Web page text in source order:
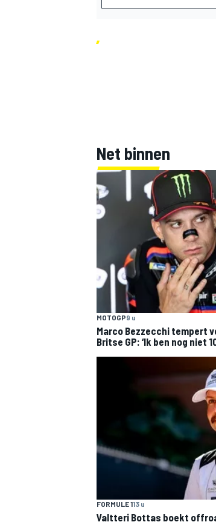
Net binnen
MOTOGP9 u
Marco Bezzecchi tempert
Britse GP: ‘Ik ben nog niet
FORMULE 113 u
Valtteri Bottas boekt